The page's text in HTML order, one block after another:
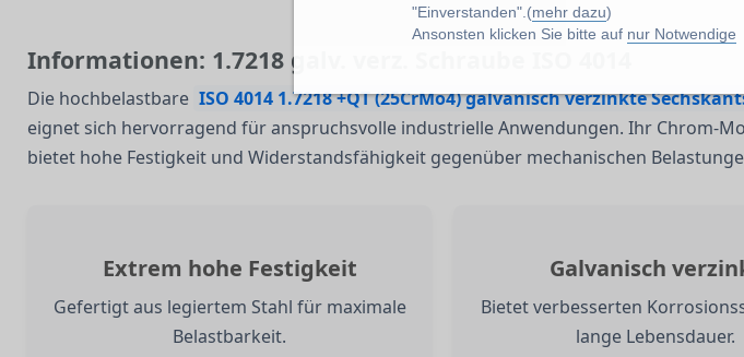
"Einverstanden".(mehr dazu)
Ansonsten klicken Sie bitte auf nur Notwendige
Informationen: 1.7218 galv. verz. Schraube ISO 4014
Die hochbelastbare ISO 4014 1.7218 +QT (25CrMo4) galvanisch verzinkte
eignet sich hervorragend für anspruchsvolle industrielle Anwendungen. Ihr Chrom-
bietet hohe Festigkeit und Widerstandsfähigkeit gegenüber mechanischen
Extrem hohe Festigkeit
Gefertigt aus legiertem Stahl für maximale
Belastbarkeit.
Galvanisch
Bietet verbesserten
lange Lebensdauer.